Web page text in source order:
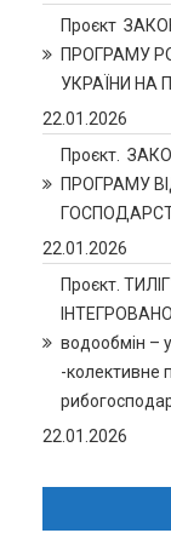
Проєкт
ПРОГРАМУ
УКРАЇНИ НА
22.01.2026
Проєкт.
ПРОГРАМУ
22.01.2026
Проєкт.
водообмін –
-колективне
22.01.2026